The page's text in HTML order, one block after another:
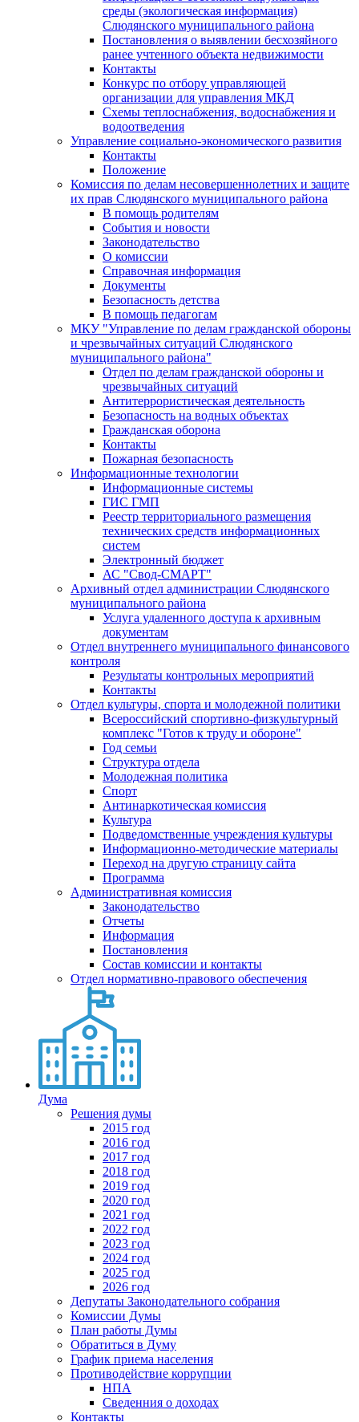
среды (экологическая информация)
Слюдянского муниципального района
Постановления о выявлении бесхозяйного
ранее учтенного объекта недвижимости
Контакты
Конкурс по отбору управляющей
организации для управления МКД
Схемы теплоснабжения, водоснабжения и
водоотведения
Управление социально-экономического развития
Контакты
Положение
Комиссия по делам несовершеннолетних и защите
их прав Слюдянского муниципального района
В помощь родителям
События и новости
Законодательство
О комиссии
Справочная информация
Документы
Безопасность детства
В помощь педагогам
МКУ "Управление по делам гражданской обороны
и чрезвычайных ситуаций Слюдянского
муниципального района"
Отдел по делам гражданской обороны и
чрезвычайных ситуаций
Антитеррористическая деятельность
Безопасность на водных объектах
Гражданская оборона
Контакты
Пожарная безопасность
Информационные технологии
Информационные системы
ГИС ГМП
Реестр территориального размещения
технических средств информационных
систем
Электронный бюджет
АС "Свод-СМАРТ"
Архивный отдел администрации Слюдянского
муниципального района
Услуга удаленного доступа к архивным
документам
Отдел внутреннего муниципального финансового
контроля
Результаты контрольных мероприятий
Контакты
Отдел культуры, спорта и молодежной политики
Всероссийский спортивно-физкультурный
комплекс "Готов к труду и обороне"
Год семьи
Структура отдела
Молодежная политика
Спорт
Антинаркотическая комиссия
Культура
Подведомственные учреждения культуры
Информационно-методические материалы
Переход на другую страницу сайта
Программа
Административная комиссия
Законодательство
Отчеты
Информация
Постановления
Состав комиссии и контакты
Отдел нормативно-правового обеспечения
Дума
Решения думы
2015 год
2016 год
2017 год
2018 год
2019 год
2020 год
2021 год
2022 год
2023 год
2024 год
2025 год
2026 год
Депутаты Законодательного собрания
Комиссии Думы
План работы Думы
Обратиться в Думу
График приема населения
Противодействие коррупции
НПА
Сведенния о доходах
Контакты